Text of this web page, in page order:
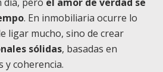
. En inmobiliaria ocurre lo
ligar mucho, sino de crear
sólidas, basadas en
y coherencia.